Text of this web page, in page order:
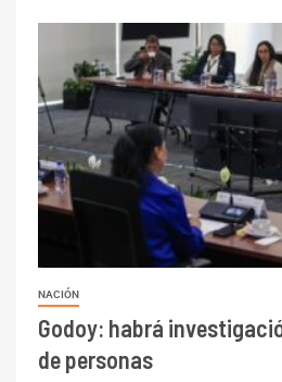
NACIÓN
Godoy: habrá
de personas